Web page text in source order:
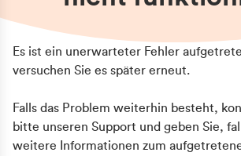
Es ist ein unerwarteter Fehler
versuchen Sie es später erneut.
Falls das Problem weiterhin besteht,
bitte unseren Support und geben Sie,
weitere Informationen zum